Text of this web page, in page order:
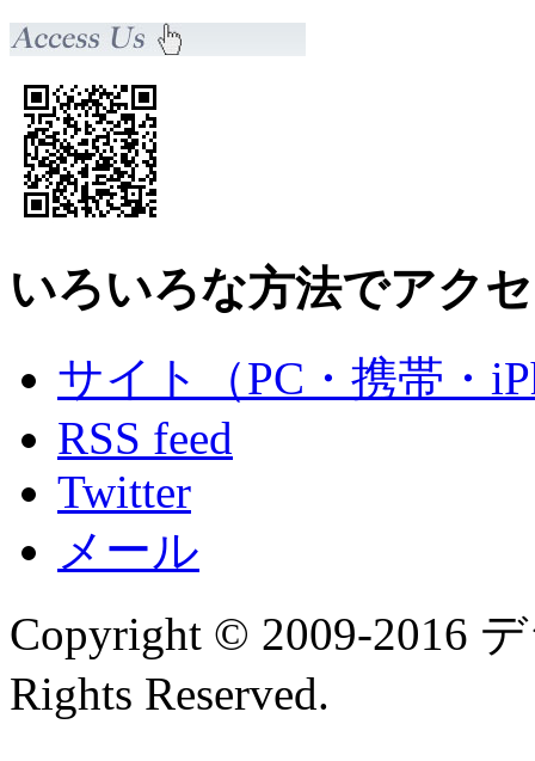
いろいろな方法でアク
サイト（PC・携帯・
RSS feed
Twitter
メール
Copyright © 2009-2016
Rights Reserved.